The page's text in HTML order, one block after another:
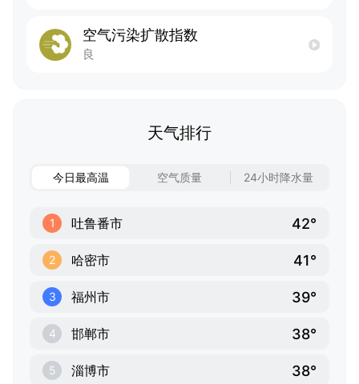
空气污染扩散指数
良
天气排行
今日最高温 空气质量 24小时降水量
1 吐鲁番市 42°
2 哈密市 41°
3 福州市 39°
4 邯郸市 38°
5 淄博市 38°